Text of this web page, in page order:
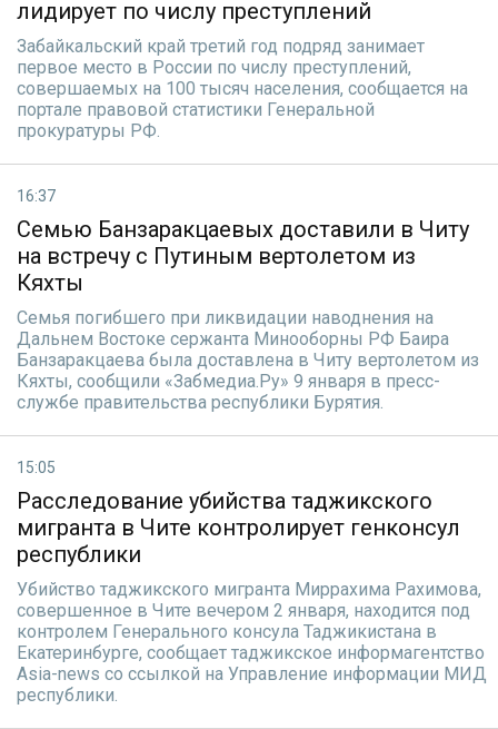
лидирует по числу преступлений
Забайкальский край третий год подряд занимает
первое место в России по числу преступлений,
совершаемых на 100 тысяч населения, сообщается на
портале правовой статистики Генеральной
прокуратуры РФ.
16:37
Семью Банзаракцаевых доставили в Читу
на встречу с Путиным вертолетом из
Кяхты
Семья погибшего при ликвидации наводнения на
Дальнем Востоке сержанта Минооборны РФ Баира
Банзаракцаева была доставлена в Читу вертолетом из
Кяхты, сообщили «Забмедиа.Ру» 9 января в пресс-
службе правительства республики Бурятия.
15:05
Расследование убийства таджикского
мигранта в Чите контролирует генконсул
республики
Убийство таджикского мигранта Миррахима Рахимова,
совершенное в Чите вечером 2 января, находится под
контролем Генерального консула Таджикистана в
Екатеринбурге, сообщает таджикское информагентство
Asia-news со ссылкой на Управление информации МИД
республики.